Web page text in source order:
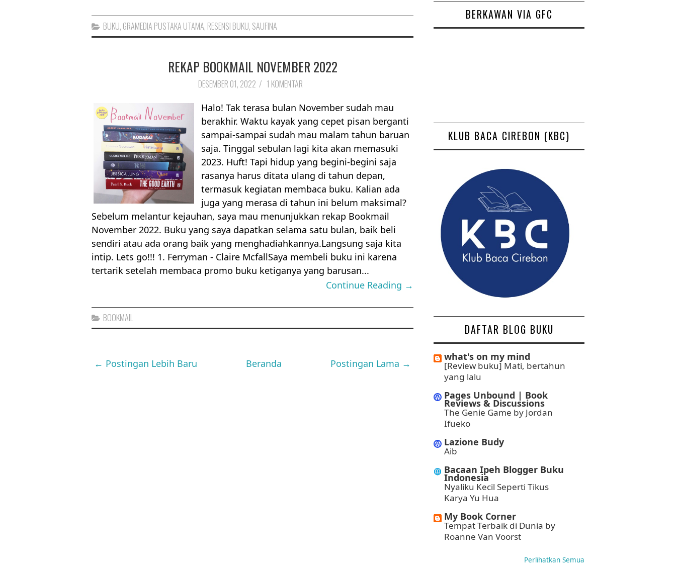
BUKU, GRAMEDIA PUSTAKA UTAMA, RESENSI BUKU, SAUFINA
REKAP BOOKMAIL NOVEMBER 2022
DESEMBER 01, 2022 / 1 KOMENTAR
Halo! Tak terasa bulan November sudah mau
berakhir. Waktu kayak yang cepet pisan berganti
sampai-sampai sudah mau malam tahun baruan
saja. Tinggal sebulan lagi kita akan memasuki
2023. Huft! Tapi hidup yang begini-begini saja
rasanya harus ditata ulang di tahun depan,
termasuk kegiatan membaca buku. Kalian ada
juga yang merasa di tahun ini belum maksimal?
Sebelum melantur kejauhan, saya mau menunjukkan rekap Bookmail
November 2022. Buku yang saya dapatkan selama satu bulan, baik beli
sendiri atau ada orang baik yang menghadiahkannya.Langsung saja kita
intip. Lets go!!! 1. Ferryman - Claire McfallSaya membeli buku ini karena
tertarik setelah membaca promo buku ketiganya yang barusan...
Continue Reading →
BOOKMAIL
← Postingan Lebih Baru Postingan Lama →
Beranda
BERKAWAN VIA GFC
KLUB BACA CIREBON (KBC)
DAFTAR BLOG BUKU
what's on my mind
[Review buku] Mati, bertahun
yang lalu
Pages Unbound | Book
Reviews & Discussions
The Genie Game by Jordan
Ifueko
Lazione Budy
Aib
Bacaan Ipeh Blogger Buku
Indonesia
Nyaliku Kecil Seperti Tikus
Karya Yu Hua
My Book Corner
Tempat Terbaik di Dunia by
Roanne Van Voorst
Perlihatkan Semua